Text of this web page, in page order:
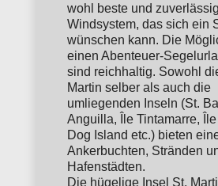
wohl beste und
Windsystem, das sich ein
wünschen kann. Die
einen Abenteuer-
sind reichhaltig. Sowohl
Martin selber als auch die
umliegenden Inseln (St.
Anguilla, Île Tintamarre,
Dog Island etc.) bieten
Ankerbuchten, Stränden
Hafenstädten.
Die hügelige Insel St.